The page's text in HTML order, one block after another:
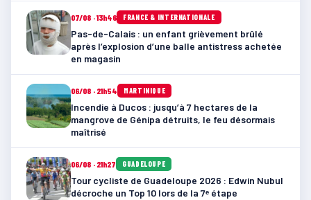
07/08 · 13h46 FRANCE & INTERNATIONALE
Pas-de-Calais : un enfant grièvement brûlé
après l’explosion d’une balle antistress achetée
en magasin
06/08 · 21h54 MARTINIQUE
Incendie à Ducos : jusqu’à 7 hectares de la
mangrove de Génipa détruits, le feu désormais
maîtrisé
06/08 · 21h27 GUADELOUPE
Tour cycliste de Guadeloupe 2026 : Edwin Nubul
décroche un Top 10 lors de la 7ᵉ étape